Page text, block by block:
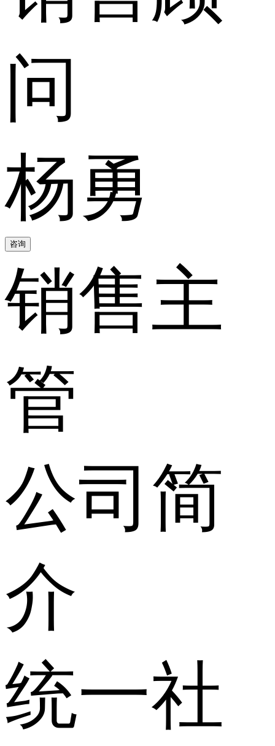
问
杨勇
咨询
销售主
管
公司简
介
统一社